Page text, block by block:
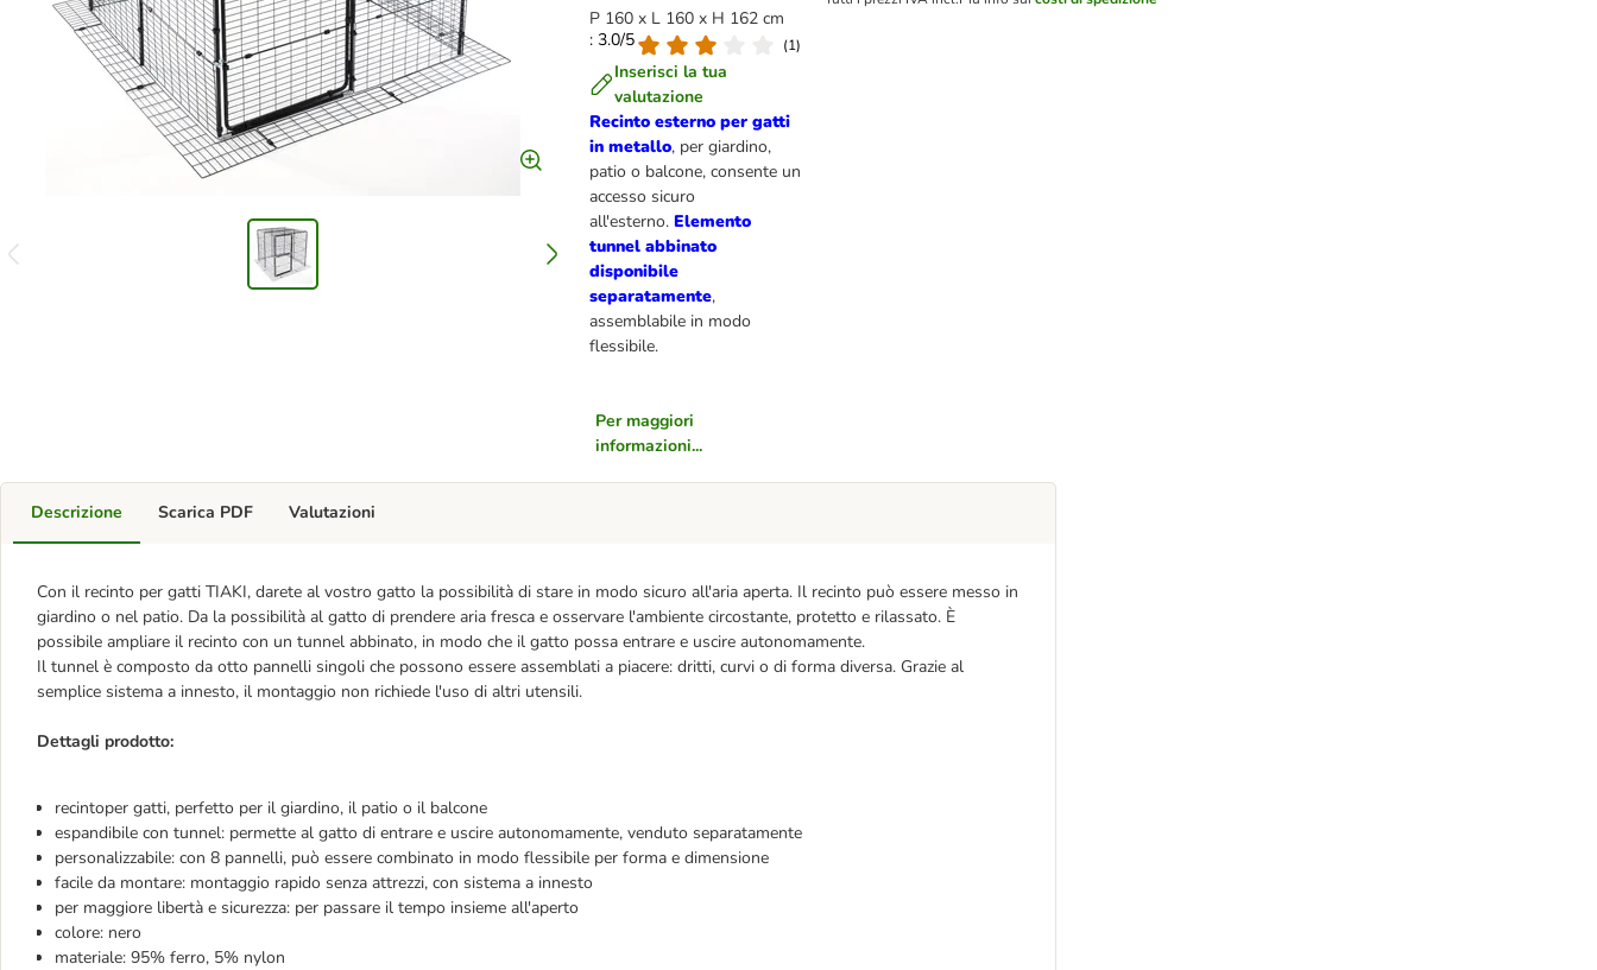
P 160 x L 160 x H 162 cm
: 3.0/5
(1)
Inserisci la tua
valutazione
Recinto esterno per gatti
in metallo, per giardino,
patio o balcone, consente un
accesso sicuro
all'esterno. Elemento
tunnel abbinato
disponibile
separatamente,
assemblabile in modo
flessibile.
Per maggiori
informazioni...
Descrizione
Con il recinto per gatti TIAKI, darete al vostro gatto la possibilità di stare in modo sicuro all'aria aperta. Il recinto può essere messo in
giardino o nel patio. Da la possibilità al gatto di prendere aria fresca e osservare l'ambiente circostante, protetto e rilassato. È
possibile ampliare il recinto con un tunnel abbinato, in modo che il gatto possa entrare e uscire autonomamente.
Il tunnel è composto da otto pannelli singoli che possono essere assemblati a piacere: dritti, curvi o di forma diversa. Grazie al
semplice sistema a innesto, il montaggio non richiede l'uso di altri utensili.
Dettagli prodotto:
recintoper gatti, perfetto per il giardino, il patio o il balcone
espandibile con tunnel: permette al gatto di entrare e uscire autonomamente, venduto separatamente
personalizzabile: con 8 pannelli, può essere combinato in modo flessibile per forma e dimensione
facile da montare: montaggio rapido senza attrezzi, con sistema a innesto
per maggiore libertà e sicurezza: per passare il tempo insieme all'aperto
colore: nero
materiale: 95% ferro, 5% nylon
Scarica PDF Valutazioni